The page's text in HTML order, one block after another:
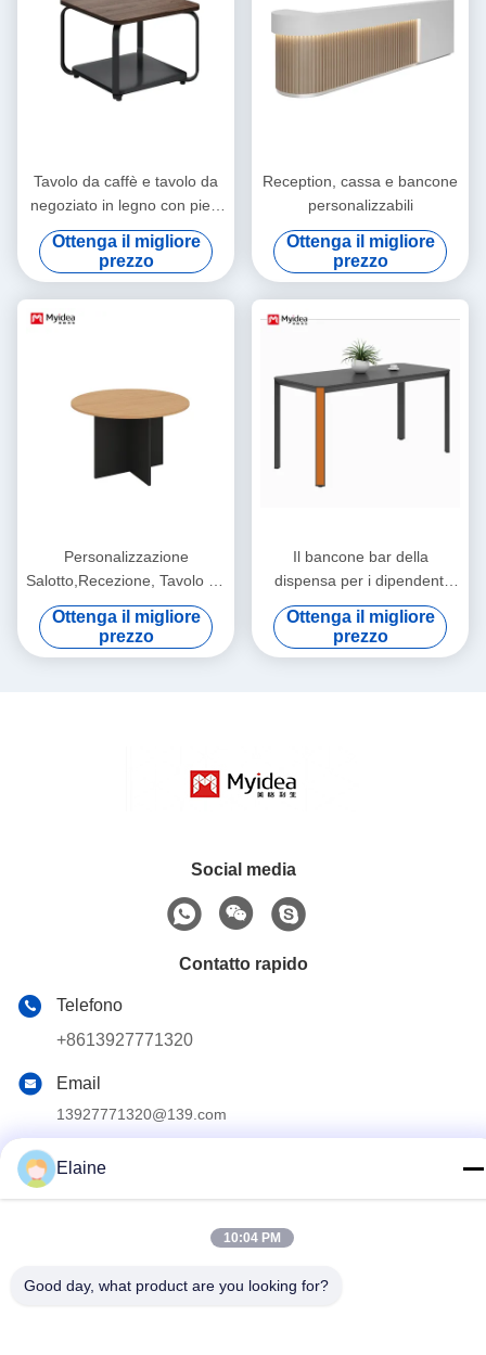
Tavolo da caffè e tavolo da
negoziato in legno con piedi
e piatti in acciaio
Ottenga il migliore
prezzo
Reception, cassa e bancone
personalizzabili
Ottenga il migliore
prezzo
Personalizzazione
Salotto,Recezione, Tavolo da
caffè, Tavolo da caffè
circolare per più persone,
Tipo di tavolo, Tavolo da chat
Ottenga il migliore
prezzo
Il bancone bar della
dispensa per i dipendenti
dell'azienda è realizzato in
pannello di roccia
impermeabile e il semplice
Ottenga il migliore
prezzo
Social media
Contatto rapido
Telefono
+8613927771320
Email
13927771320@139.com
Jiujiang, distretto di Nanhai, città di Foshan, provincia di
Norme sulla privacy|Mappa del sito
Elaine
10:04 PM
Good day, what product are you looking for?